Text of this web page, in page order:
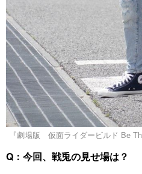
『劇場版 仮面ライダービルド Be
Q：今回、戦兎の見せ場は？